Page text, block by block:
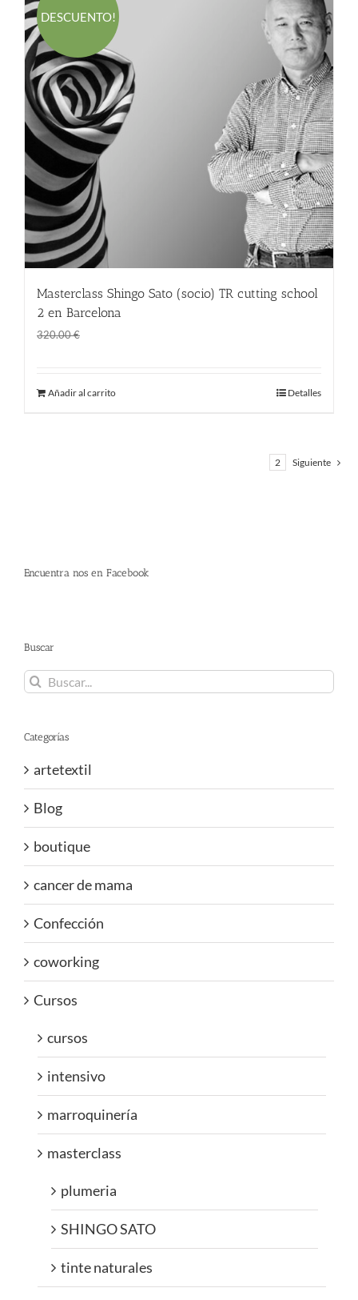
DESCUENTO!
Masterclass Shingo Sato (socio) TR cutting school
2 en Barcelona
320.00€
era:
Añadir al carrito Detalles
2 Siguiente
Encuentra nos en Facebook
Buscar
Buscar:
Categorías
artetextil
Blog
boutique
cancer de mama
Confección
coworking
Cursos
cursos
intensivo
marroquinería
masterclass
plumeria
SHINGO SATO
tinte naturales